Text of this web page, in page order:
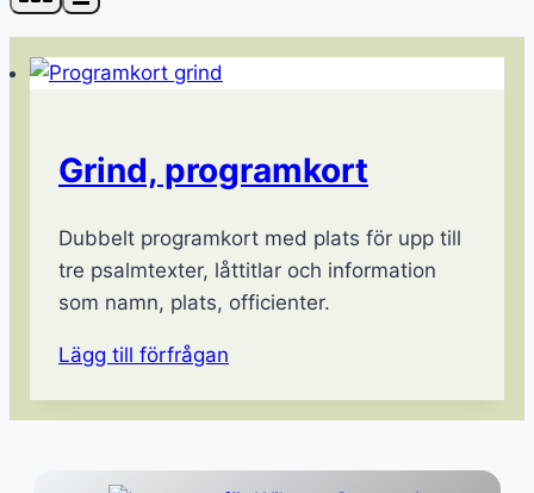
Grind, programkort
Dubbelt programkort med plats för upp till
tre psalmtexter, låttitlar och information
som namn, plats, officienter.
Lägg till förfrågan